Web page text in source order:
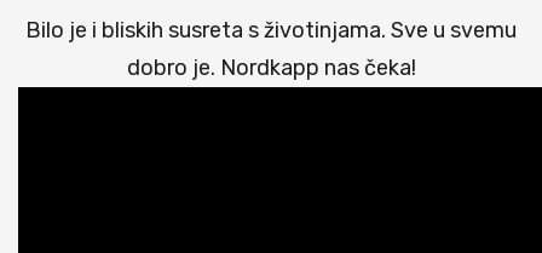
Bilo je i bliskih susreta s životinjama. Sve u svemu
dobro je. Nordkapp nas čeka!